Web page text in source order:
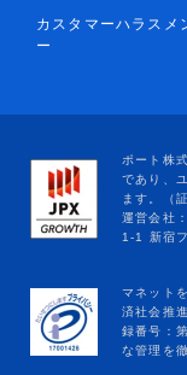
カスタマーハラスメ
ー